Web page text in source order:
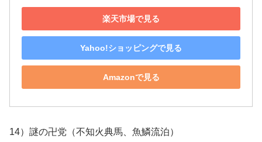
楽天市場で見る
Yahoo!ショッピングで見る
Amazonで見る
14）謎の卍党（不知火典馬、魚鱗流泊）